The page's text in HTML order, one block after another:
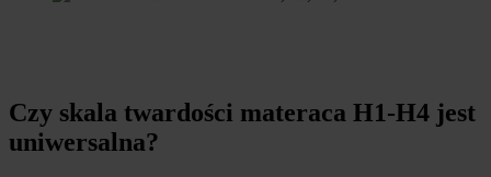
Czy skala twardości materaca H1-H4 jest
uniwersalna?